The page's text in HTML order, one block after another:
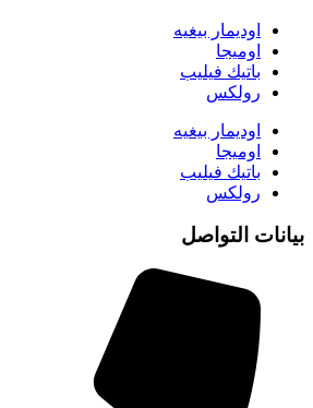
اوديمار بيغيه
اوميجا
باتيك فيليب
رولكس
اوديمار بيغيه
اوميجا
باتيك فيليب
رولكس
بيانات التواصل